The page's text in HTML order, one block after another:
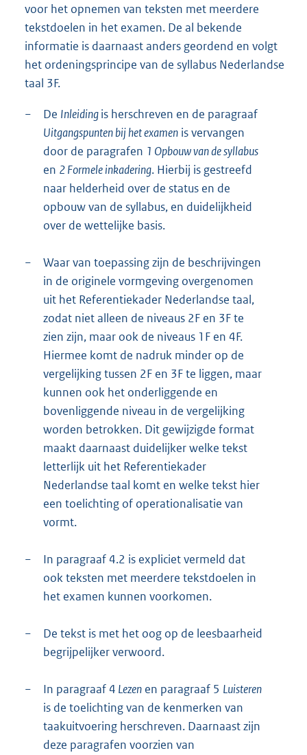
voor het opnemen van teksten met meerdere
tekstdoelen in het examen. De al bekende
informatie is daarnaast anders geordend en volgt
het ordeningsprincipe van de syllabus Nederlandse
taal 3F.
− De Inleidingis herschreven en de paragraaf
Uitgangspunten bij het examen is vervangen
door de paragrafen 1 Opbouw van de syllabus
en 2 Formele inkadering. Hierbij is gestreefd
naar helderheid over de status en de
opbouw van de syllabus, en duidelijkheid
over de wettelijke basis.
−
Waar van toepassing zijn de beschrijvingen
in de originele vormgeving overgenomen
uit het Referentiekader Nederlandse taal,
zodat niet alleen de niveaus 2F en 3F te
zien zijn, maar ook de niveaus 1F en 4F.
Hiermee komt de nadruk minder op de
vergelijking tussen 2F en 3F te liggen, maar
kunnen ook het onderliggende en
bovenliggende niveau in de vergelijking
worden betrokken. Dit gewijzigde format
maakt daarnaast duidelijker welke tekst
letterlijk uit het Referentiekader
Nederlandse taal komt en welke tekst hier
een toelichting of operationalisatie van
vormt.
−
In paragraaf 4.2 is expliciet vermeld dat
ook teksten met meerdere tekstdoelen in
het examen kunnen voorkomen.
−
De tekst is met het oog op de leesbaarheid
begrijpelijker verwoord.
− In paragraaf 4 Lezen en paragraaf 5 Luisteren
is de toelichting van de kenmerken van
taakuitvoering herschreven. Daarnaast zijn
deze paragrafen voorzien van